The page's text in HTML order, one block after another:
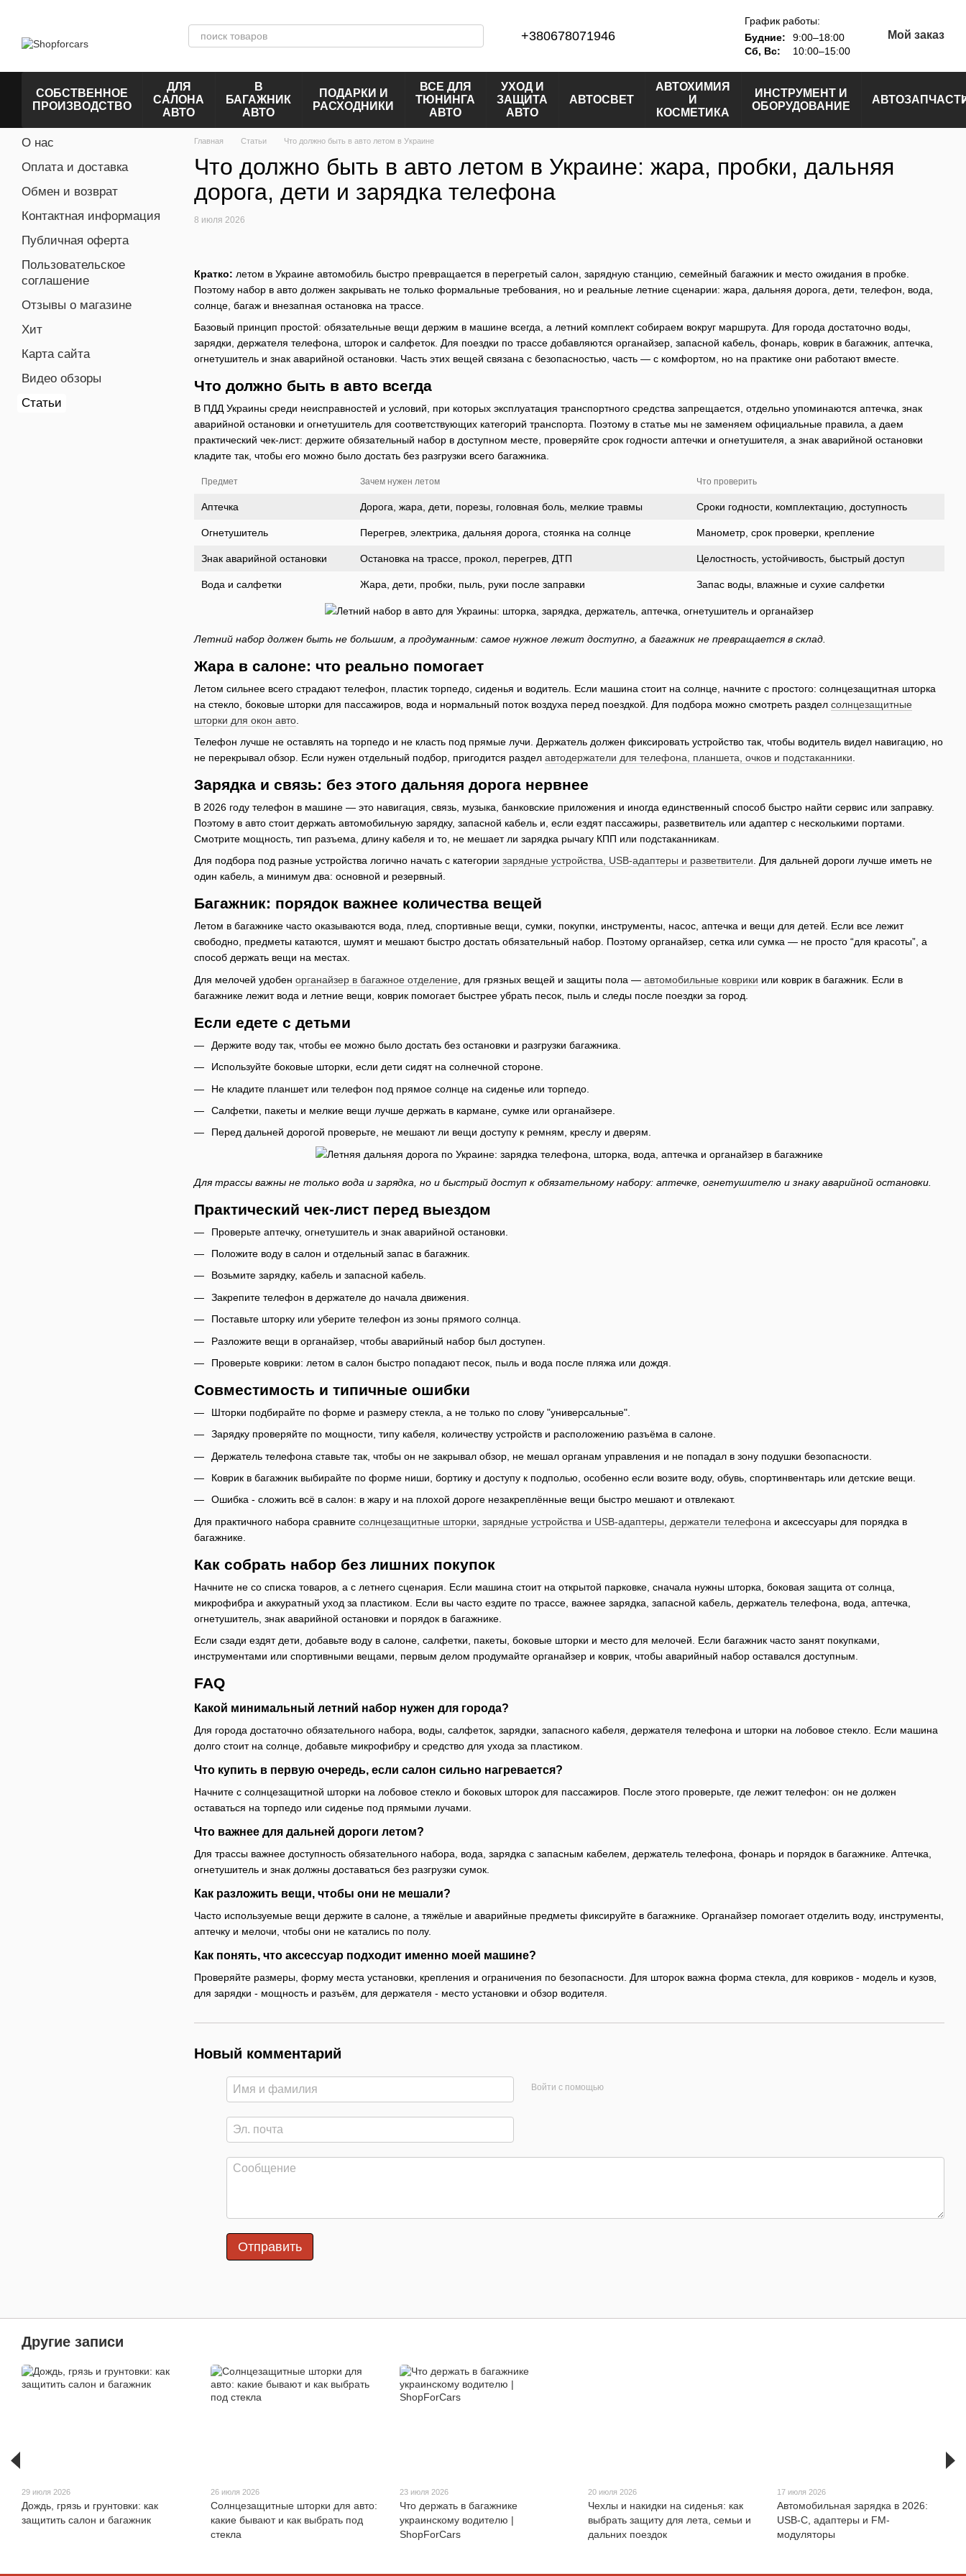
+380678071946
График работы:
Будние:
9:00–18:00
Сб, Вс:
10:00–15:00
Мой заказ
СОБСТВЕННОЕ
ПРОИЗВОДСТВО
ДЛЯ
САЛОНА
АВТО
В
БАГАЖНИК
АВТО
ПОДАРКИ И
РАСХОДНИКИ
ВСЕ ДЛЯ
ТЮНИНГА
АВТО
УХОД И
ЗАЩИТА
АВТО
АВТОСВЕТ
АВТОХИМИЯ
И
КОСМЕТИКА
ИНСТРУМЕНТ И
ОБОРУДОВАНИЕ
Главная Статьи Что должно быть в авто летом в Украине
Что должно быть в авто летом в Украине: жара, пробки, дальняя
дорога, дети и зарядка телефона
8 июля 2026
Кратко: летом в Украине автомобиль быстро превращается в перегретый салон, зарядную станцию, семейный багажник и место ожидания в пробке.
Поэтому набор в авто должен закрывать не только формальные требования, но и реальные летние сценарии: жара, дальняя дорога, дети, телефон, вода,
солнце, багаж и внезапная остановка на трассе.
Базовый принцип простой: обязательные вещи держим в машине всегда, а летний комплект собираем вокруг маршрута. Для города достаточно воды,
зарядки, держателя телефона, шторок и салфеток. Для поездки по трассе добавляются органайзер, запасной кабель, фонарь, коврик в багажник, аптечка,
огнетушитель и знак аварийной остановки. Часть этих вещей связана с безопасностью, часть — с комфортом, но на практике они работают вместе.
Что должно быть в авто всегда
В ПДД Украины среди неисправностей и условий, при которых эксплуатация транспортного средства запрещается, отдельно упоминаются аптечка, знак
аварийной остановки и огнетушитель для соответствующих категорий транспорта. Поэтому в статье мы не заменяем официальные правила, а даем
практический чек-лист: держите обязательный набор в доступном месте, проверяйте срок годности аптечки и огнетушителя, а знак аварийной остановки
кладите так, чтобы его можно было достать без разгрузки всего багажника.
Предмет Зачем нужен летом Что проверить
Аптечка Дорога, жара, дети, порезы, головная боль, мелкие травмы Сроки годности, комплектацию, доступность
Огнетушитель Перегрев, электрика, дальняя дорога, стоянка на солнце Манометр, срок проверки, крепление
Знак аварийной остановки Остановка на трассе, прокол, перегрев, ДТП Целостность, устойчивость, быстрый доступ
Вода и салфетки Жара, дети, пробки, пыль, руки после заправки Запас воды, влажные и сухие салфетки
Летний набор должен быть не большим, а продуманным: самое нужное лежит доступно, а багажник не превращается в склад.
Жара в салоне: что реально помогает
Летом сильнее всего страдают телефон, пластик торпедо, сиденья и водитель. Если машина стоит на солнце, начните с простого: солнцезащитная шторка
на стекло, боковые шторки для пассажиров, вода и нормальный поток воздуха перед поездкой. Для подбора можно смотреть раздел солнцезащитные
шторки для окон авто
Телефон лучше не оставлять на торпедо и не класть под прямые лучи. Держатель должен фиксировать устройство так, чтобы водитель видел навигацию, но
не перекрывал обзор. Если нужен отдельный подбор, пригодится раздел автодержатели для телефона, планшета, очков и подстаканники
Зарядка и связь: без этого дальняя дорога нервнее
В 2026 году телефон в машине — это навигация, связь, музыка, банковские приложения и иногда единственный способ быстро найти сервис или заправку.
Поэтому в авто стоит держать автомобильную зарядку, запасной кабель и, если ездят пассажиры, разветвитель или адаптер с несколькими портами.
Смотрите мощность, тип разъема, длину кабеля и то, не мешает ли зарядка рычагу КПП или подстаканникам.
Для подбора под разные устройства логично начать с категории зарядные устройства, USB-адаптеры и разветвители. Для дальней дороги лучше иметь не
один кабель, а минимум два: основной и резервный.
Багажник: порядок важнее количества вещей
Летом в багажнике часто оказываются вода, плед, спортивные вещи, сумки, покупки, инструменты, насос, аптечка и вещи для детей. Если все лежит
свободно, предметы катаются, шумят и мешают быстро достать обязательный набор. Поэтому органайзер, сетка или сумка — не просто “для красоты”, а
способ держать вещи на местах.
Для мелочей удобен органайзер в багажное отделение , для грязных вещей и защиты пола — автомобильные коврики или коврик в багажник. Если в
багажнике лежит вода и летние вещи, коврик помогает быстрее убрать песок, пыль и следы после поездки за город.
Если едете с детьми
Держите воду так, чтобы ее можно было достать без остановки и разгрузки багажника.
Используйте боковые шторки, если дети сидят на солнечной стороне.
Не кладите планшет или телефон под прямое солнце на сиденье или торпедо.
Салфетки, пакеты и мелкие вещи лучше держать в кармане, сумке или органайзере.
Перед дальней дорогой проверьте, не мешают ли вещи доступу к ремням, креслу и дверям.
Для трассы важны не только вода и зарядка, но и быстрый доступ к обязательному набору: аптечке, огнетушителю и знаку аварийной остановки.
Практический чек-лист перед выездом
Проверьте аптечку, огнетушитель и знак аварийной остановки.
Положите воду в салон и отдельный запас в багажник.
Возьмите зарядку, кабель и запасной кабель.
Закрепите телефон в держателе до начала движения.
Поставьте шторку или уберите телефон из зоны прямого солнца.
Разложите вещи в органайзер, чтобы аварийный набор был доступен.
Проверьте коврики: летом в салон быстро попадают песок, пыль и вода после пляжа или дождя.
Совместимость и типичные ошибки
Шторки подбирайте по форме и размеру стекла, а не только по слову "универсальные".
Зарядку проверяйте по мощности, типу кабеля, количеству устройств и расположению разъёма в салоне.
Держатель телефона ставьте так, чтобы он не закрывал обзор, не мешал органам управления и не попадал в зону подушки безопасности.
Коврик в багажник выбирайте по форме ниши, бортику и доступу к подполью, особенно если возите воду, обувь, спортинвентарь или детские вещи.
Ошибка - сложить всё в салон: в жару и на плохой дороге незакреплённые вещи быстро мешают и отвлекают.
Для практичного набора сравните солнцезащитные шторки зарядные устройства и USB-адаптеры держатели телефона и аксессуары для порядка в
багажнике.
Как собрать набор без лишних покупок
Начните не со списка товаров, а с летнего сценария. Если машина стоит на открытой парковке, сначала нужны шторка, боковая защита от солнца,
микрофибра и аккуратный уход за пластиком. Если вы часто ездите по трассе, важнее зарядка, запасной кабель, держатель телефона, вода, аптечка,
огнетушитель, знак аварийной остановки и порядок в багажнике.
Если сзади ездят дети, добавьте воду в салоне, салфетки, пакеты, боковые шторки и место для мелочей. Если багажник часто занят покупками,
инструментами или спортивными вещами, первым делом продумайте органайзер и коврик, чтобы аварийный набор оставался доступным.
FAQ
Какой минимальный летний набор нужен для города?
Для города достаточно обязательного набора, воды, салфеток, зарядки, запасного кабеля, держателя телефона и шторки на лобовое стекло. Если машина
долго стоит на солнце, добавьте микрофибру и средство для ухода за пластиком.
Что купить в первую очередь, если салон сильно нагревается?
Начните с солнцезащитной шторки на лобовое стекло и боковых шторок для пассажиров. После этого проверьте, где лежит телефон: он не должен
оставаться на торпедо или сиденье под прямыми лучами.
Что важнее для дальней дороги летом?
Для трассы важнее доступность обязательного набора, вода, зарядка с запасным кабелем, держатель телефона, фонарь и порядок в багажнике. Аптечка,
огнетушитель и знак должны доставаться без разгрузки сумок.
Как разложить вещи, чтобы они не мешали?
Часто используемые вещи держите в салоне, а тяжёлые и аварийные предметы фиксируйте в багажнике. Органайзер помогает отделить воду, инструменты,
аптечку и мелочи, чтобы они не катались по полу.
Как понять, что аксессуар подходит именно моей машине?
Проверяйте размеры, форму места установки, крепления и ограничения по безопасности. Для шторок важна форма стекла, для ковриков - модель и кузов,
для зарядки - мощность и разъём, для держателя - место установки и обзор водителя.
Новый комментарий
Войти с помощью
Отправить
О нас
Оплата и доставка
Обмен и возврат
Контактная информация
Публичная оферта
Пользовательское
соглашение
Отзывы о магазине
Хит
Карта сайта
Видео обзоры
Статьи
Другие записи
29 июля 2026
Дождь, грязь и грунтовки: как
защитить салон и багажник
26 июля 2026
Солнцезащитные шторки для авто:
какие бывают и как выбрать под
стекла
23 июля 2026
Что держать в багажнике
украинскому водителю |
ShopForCars
20 июля 2026
Чехлы и накидки на сиденья: как
выбрать защиту для лета, семьи и
дальних поездок
17 июля 2026
Автомобильная зарядка в 2026:
USB-C, адаптеры и FM-
модуляторы